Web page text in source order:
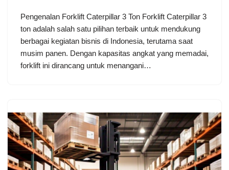
Pengenalan Forklift Caterpillar 3 Ton Forklift Caterpillar 3
ton adalah salah satu pilihan terbaik untuk mendukung
berbagai kegiatan bisnis di Indonesia, terutama saat
musim panen. Dengan kapasitas angkat yang memadai,
forklift ini dirancang untuk menangani…